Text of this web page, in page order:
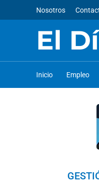
Nosotros
El
Inicio Empleo